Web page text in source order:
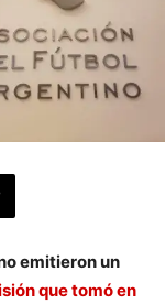
emitieron un
que tomó en